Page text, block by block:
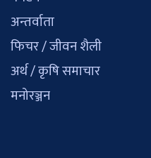
अन्तर्वाता
फिचर / जीवन शैली
अर्थ / कृषि समाचार
मनोरञ्जन